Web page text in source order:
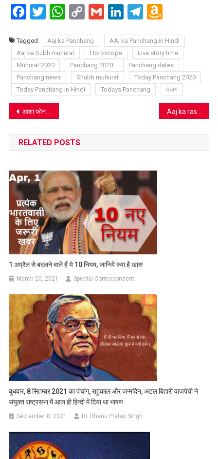
Facebook
TwitterWhatsApp
CopyGmailLinkedIn
Telegram
List
Tagged Aaj ka Panchang
AAj ka Panchang in Hindi
Aaj ka Subh muhurat
Horoscope
Live story time
Muhurat 2020
Panchang 2020
Panchang dates
Panchang news
Shubh muhurat
Today Panchang 2020
Today Panchang in Hindi
Todays Panchang पंचाग
Post
navigation
आशा फोन के माध्यम से करेंगी फॉलो अप Aaj ka rashifal 28 July 2020: ये लोग रखें स्वास्थ्य का ध्यान
RELATED POSTS
1 अप्रैल से बदलने वाले हैं ये 10 नियम, जानिये क्या है खास
March 20, 2021 Special Correspondent
बुधवार, 8 सितम्बर 2021 का पंचांग, राहुकाल और जन्मदिन, अटल बिहारी वाजपेयी ने
संयुक्त राष्ट्रसभा में आज ही हिन्दी में दिया था भाषण
September 8, 2021 Dr. Bhanu Pratap Singh